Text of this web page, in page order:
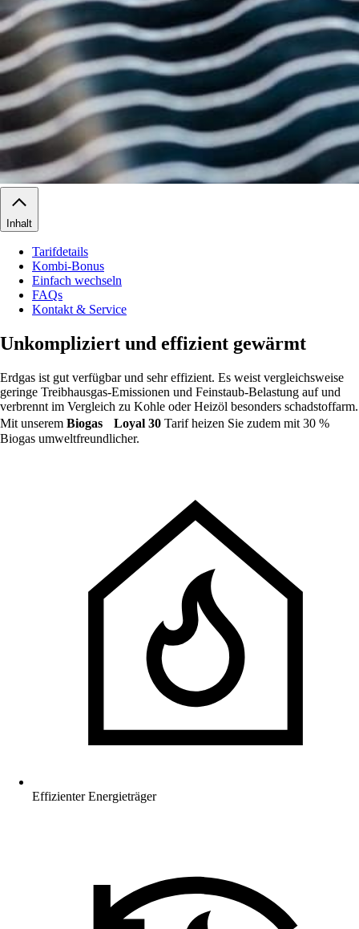
Inhalt
Tarifdetails
Kombi-Bonus
Einfach wechseln
FAQs
Kontakt & Service
Unkompliziert und effizient gewärmt
Erdgas ist gut verfügbar und sehr effizient. Es weist vergleichsweise
geringe Treibhausgas-Emissionen und Feinstaub-Belastung auf und
verbrennt im Vergleich zu Kohle oder Heizöl besonders schadstoffarm.
Mit unserem Biogas Loyal 30 Tarif heizen Sie zudem mit 30 %
Biogas umweltfreundlicher.
Effizienter Energieträger